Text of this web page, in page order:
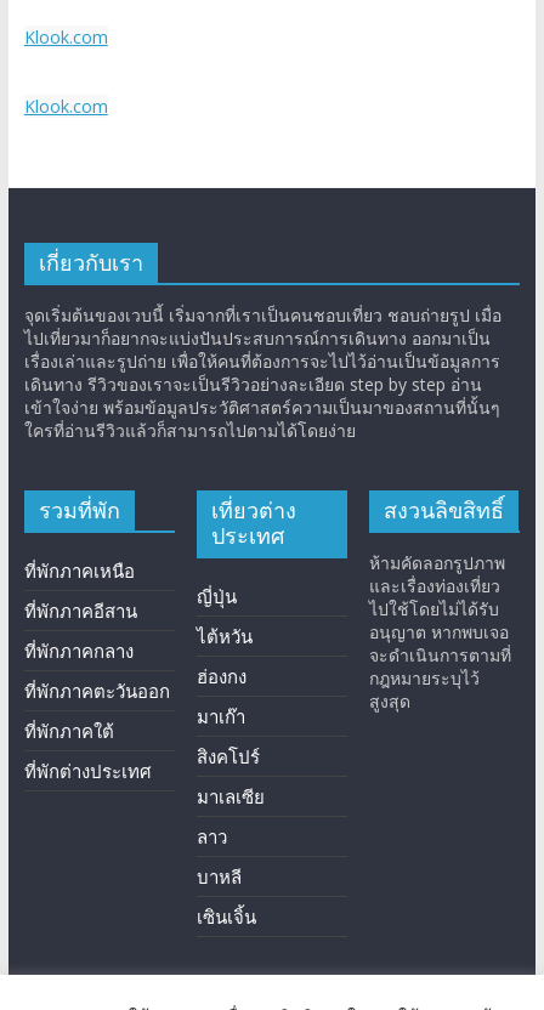
Klook.com
Klook.com
เกี่ยวกับเรา
จุดเริ่มต้นของเวบนี้ เริ่มจากที่เราเป็นคนชอบเที่ยว ชอบถ่ายรูป เมื่อ
ไปเที่ยวมาก็อยากจะแบ่งปันประสบการณ์การเดินทาง ออกมาเป็น
เรื่องเล่าและรูปถ่าย เพื่อให้คนที่ต้องการจะไปไว้อ่านเป็นข้อมูลการ
เดินทาง รีวิวของเราจะเป็นรีวิวอย่างละเอียด step by step อ่าน
เข้าใจง่าย พร้อมข้อมูลประวัติศาสตร์ความเป็นมาของสถานที่นั้นๆ
ใครที่อ่านรีวิวแล้วก็สามารถไปตามได้โดยง่าย
รวมที่พัก
ที่พักภาคเหนือ
ที่พักภาคอีสาน
ที่พักภาคกลาง
ที่พักภาคตะวันออก
ที่พักภาคใต้
ที่พักต่างประเทศ
เที่ยวต่าง
ประเทศ
ญี่ปุ่น
ไต้หวัน
ฮ่องกง
มาเก๊า
สิงคโปร์
มาเลเซีย
ลาว
บาหลี
เซินเจิ้น
สงวนลิขสิทธิ์
ห้ามคัดลอกรูปภาพ
และเรื่องท่องเที่ยว
ไปใช้โดยไม่ได้รับ
อนุญาต หากพบเจอ
จะดำเนินการตามที่
กฎหมายระบุไว้
สูงสุด